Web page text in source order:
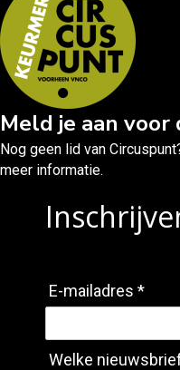
Meld je aan
Nog geen lid van
meer informatie.
E-mailadres *
Welke